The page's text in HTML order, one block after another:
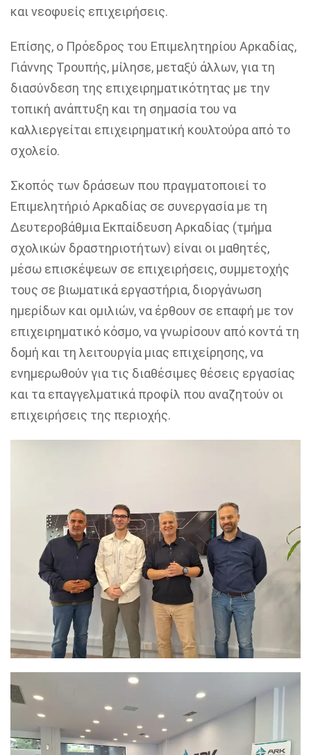
και νεοφυείς επιχειρήσεις.
Επίσης, ο Πρόεδρος του Επιμελητηρίου Αρκαδίας,
Γιάννης Τρουπής, μίλησε, μεταξύ άλλων, για τη
διασύνδεση της επιχειρηματικότητας με την
τοπική ανάπτυξη και τη σημασία του να
καλλιεργείται επιχειρηματική κουλτούρα από το
σχολείο.
Σκοπός των δράσεων που πραγματοποιεί το
Επιμελητήριό Αρκαδίας σε συνεργασία με τη
Δευτεροβάθμια Εκπαίδευση Αρκαδίας (τμήμα
σχολικών δραστηριοτήτων) είναι οι μαθητές,
μέσω επισκέψεων σε επιχειρήσεις, συμμετοχής
τους σε βιωματικά εργαστήρια, διοργάνωση
ημερίδων και ομιλιών, να έρθουν σε επαφή με τον
επιχειρηματικό κόσμο, να γνωρίσουν από κοντά τη
δομή και τη λειτουργία μιας επιχείρησης, να
ενημερωθούν για τις διαθέσιμες θέσεις εργασίας
και τα επαγγελματικά προφίλ που αναζητούν οι
επιχειρήσεις της περιοχής.